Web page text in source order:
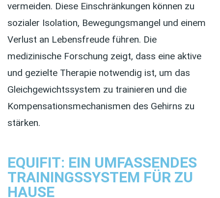
vermeiden. Diese Einschränkungen können zu
sozialer Isolation, Bewegungsmangel und einem
Verlust an Lebensfreude führen. Die
medizinische Forschung zeigt, dass eine aktive
und gezielte Therapie notwendig ist, um das
Gleichgewichtssystem zu trainieren und die
Kompensationsmechanismen des Gehirns zu
stärken.
EQUIFIT: EIN UMFASSENDES
TRAININGSSYSTEM FÜR ZU
HAUSE